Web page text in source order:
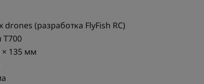
drones (разработка FlyFish RC)
T700
135 мм